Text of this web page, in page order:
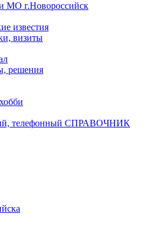
МО г.Новороссийск
известия
визиты
решения
телефонный СПРАВОЧНИК